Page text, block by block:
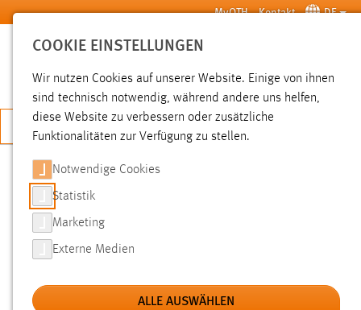
Zum Hauptinhalt springen MyOTH Kontakt DE
SUCHE
JETZT BEWERBEN
SUCHE
FILTER
Typ
COOKIE EINSTELLUNGEN
Wir nutzen Cookies auf unserer Website. Einige von ihnen
sind technisch notwendig, während andere uns helfen,
diese Website zu verbessern oder zusätzliche
Funktionalitäten zur Verfügung zu stellen.
Notwendige Cookies
Statistik
Marketing
Externe Medien
ALLE AUSWÄHLEN